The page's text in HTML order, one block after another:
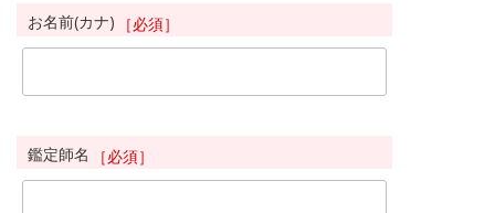
お名前(カナ) ［必須］
鑑定師名 ［必須］